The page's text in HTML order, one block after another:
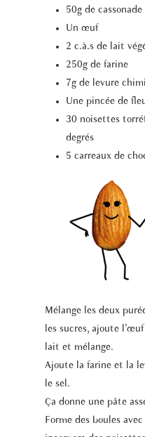
50g de cassonade
Un œuf
2 c.à.s de lait
250g de farine
7g de levure
Une pincée de
30 noisettes
degrés
5 carreaux de
Mélange les deux
les sucres, ajoute
lait et mélange.
Ajoute la farine et la
le sel.
Ça donne une pâte
Forme des boules